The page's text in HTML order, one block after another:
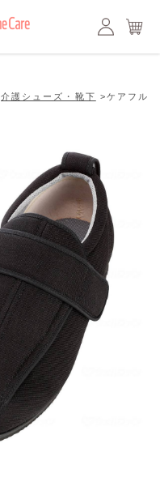
介護シューズ・靴下 >ケアフル